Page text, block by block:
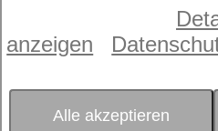
anzeigen
Alle akzeptieren